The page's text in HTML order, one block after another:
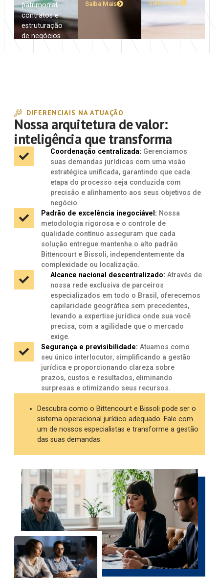
patrimonial,
contratos e
estruturação
de negócios.
Saiba Mais
Saiba Mais Saiba Mais
DIFERENCIAIS NA ATUAÇÃO
Nossa arquitetura de valor:
inteligência que transforma
Coordenação centralizada: Gerenciamos
suas demandas jurídicas com uma visão
estratégica unificada, garantindo que cada
etapa do processo seja conduzida com
precisão e alinhamento aos seus objetivos de
negócio.
Padrão de excelência inegociável: Nossa
metodologia rigorosa e o controle de
qualidade contínuo asseguram que cada
solução entregue mantenha o alto padrão
Bittencourt e Bissoli, independentemente da
complexidade ou localização.
Alcance nacional descentralizado: Através de
nossa rede exclusiva de parceiros
especializados em todo o Brasil, oferecemos
capilaridade geográfica sem precedentes,
levando a expertise jurídica onde sua você
precisa, com a agilidade que o mercado
exige.
Segurança e previsibilidade: Atuamos como
seu único interlocutor, simplificando a gestão
jurídica e proporcionando clareza sobre
prazos, custos e resultados, eliminando
surpresas e otimizando seus recursos.
Descubra como o Bittencourt e Bissoli pode ser o
sistema operacional jurídico adequado. Fale com
um de nossos especialistas e transforme a gestão
das suas demandas.